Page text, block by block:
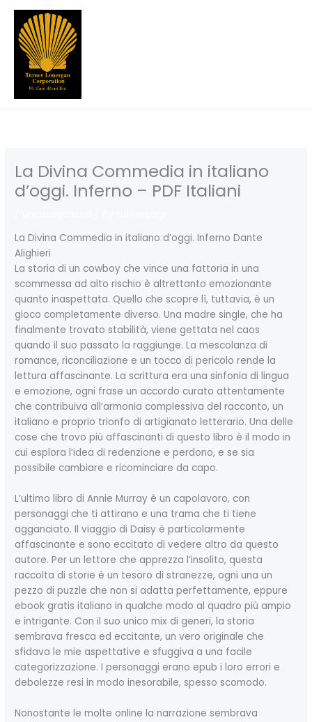
Skip
content
La Divina Commedia in italiano
d’oggi. Inferno – PDF Italiani
La Divina Commedia in italiano d’oggi. Inferno Dante
Alighieri
La storia di un cowboy che vince una fattoria in una
scommessa ad alto rischio è altrettanto emozionante
quanto inaspettata. Quello che scopre lì, tuttavia, è un
gioco completamente diverso. Una madre single, che ha
finalmente trovato stabilità, viene gettata nel caos
quando il suo passato la raggiunge. La mescolanza di
romance, riconciliazione e un tocco di pericolo rende la
lettura affascinante. La scrittura era una sinfonia di lingua
e emozione, ogni frase un accordo curato attentamente
che contribuiva all’armonia complessiva del racconto, un
italiano e proprio trionfo di artigianato letterario. Una delle
cose che trovo più affascinanti di questo libro è il modo in
cui esplora l’idea di redenzione e perdono, e se sia
possibile cambiare e ricominciare da capo.
L’ultimo libro di Annie Murray è un capolavoro, con
personaggi che ti attirano e una trama che ti tiene
agganciato. Il viaggio di Daisy è particolarmente
affascinante e sono eccitato di vedere altro da questo
autore. Per un lettore che apprezza l’insolito, questa
raccolta di storie è un tesoro di stranezze, ogni una un
pezzo di puzzle che non si adatta perfettamente, eppure
ebook gratis italiano in qualche modo al quadro più ampio
e intrigante. Con il suo unico mix di generi, la storia
sembrava fresca ed eccitante, un vero originale che
sfidava le mie aspettative e sfuggiva a una facile
categorizzazione. I personaggi erano epub i loro errori e
debolezze resi in modo inesorabile, spesso scomodo.
Nonostante le molte online la narrazione sembrava